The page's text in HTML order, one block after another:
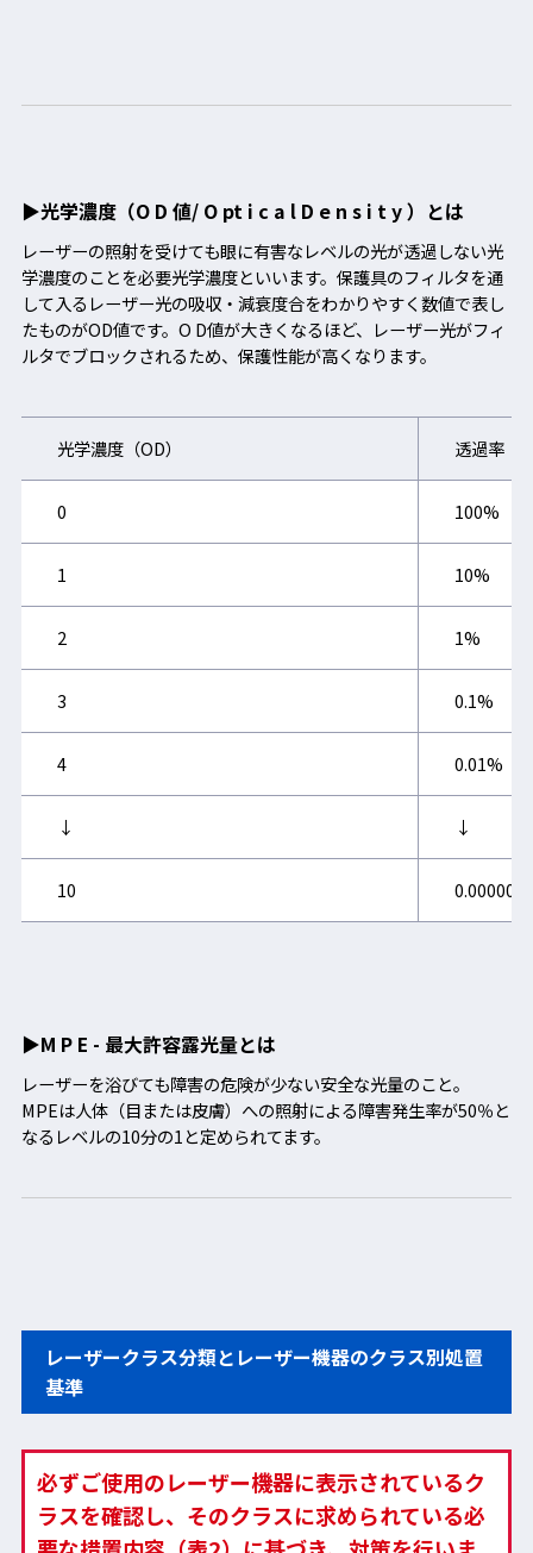
▶光学濃度（O D 値/ O pt i c a l D e n s i t y ）とは
レーザーの照射を受けても眼に有害なレベルの光が透過しない光
学濃度のことを必要光学濃度といいます。保護具のフィルタを通
して入るレーザー光の吸収・減衰度合をわかりやすく数値で表し
たものがOD値です。O D値が大きくなるほど、レーザー光がフィ
ルタでブロックされるため、保護性能が高くなります。
光学濃度（OD） 透過率
0 100%
1 10%
2 1%
3 0.1%
4 0.01%
↓ ↓
10
▶M P E - 最大許容露光量とは
レーザーを浴びても障害の危険が少ない安全な光量のこと。
MPEは人体（目または皮膚）への照射による障害発生率が50％と
なるレベルの10分の1と定められてます。
レーザークラス分類とレーザー機器のクラス別処置
基準
必ずご使用のレーザー機器に表示されているク
ラスを確認し、そのクラスに求められている必